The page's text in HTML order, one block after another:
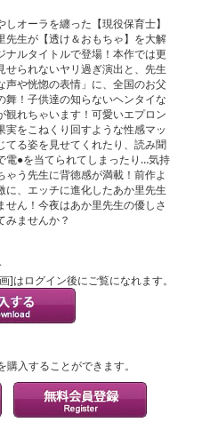
しオーラを纏った【現役保育士】
先生が【透け＆おもちゃ】を大解
ナルタイトルで登場！本作では更
せられないヤリ過ぎ演出と、先生
声や恍惚の表情」に、全国のお父
舞！子供達の知らないヘンタイな
観れちゃいます！可愛いエプロン
実をこねくり回すような性感マッ
てる姿を見せてくれたり、読み聞
電●を当てられてしまったり…気持
ゃう先生に背徳感が満載！前作よ
に、エッチに進化したあか里先生
せん！今夜はあか里先生の優しさ
みませんか？
]はログイン後にご覧になれます。
入することができます。